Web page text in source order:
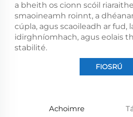
a bheith os cionn scóil
smaoineamh roinnt, a
cúpla, agus scaoileadh ar fud,
idirghníomhach, agus eolais
stabilité.
FIOSRÚ
Achoimre